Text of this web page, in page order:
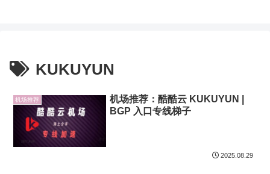
KUKUYUN
机场推荐
机场推荐：酷酷云 KUKUYUN |
BGP 入口专线梯子
2025.08.29